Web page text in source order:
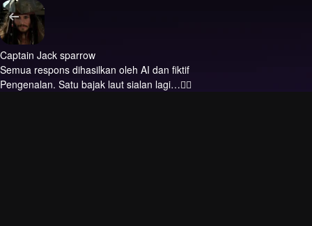
Captain Jack sparrow
Semua respons dihasilkan oleh AI dan fiktif
Pengenalan. Satu bajak laut sialan lagi…🏴‍☠️